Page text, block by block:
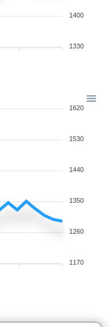
1400
1330
1620
1530
1440
1350
1260
1170